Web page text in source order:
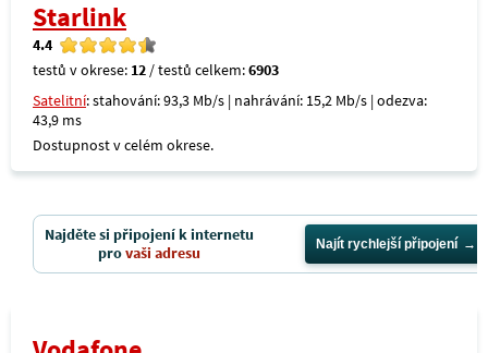
Starlink
4.4
testů v okrese: 12 / testů celkem:6903
Satelitní: stahování: 93,3 Mb/s | nahrávání: 15,2 Mb/s | odezva:
43,9 ms
Dostupnost v celém okrese.
Najděte si připojení k internetu
provaši adresu Najít rychlejší připojení